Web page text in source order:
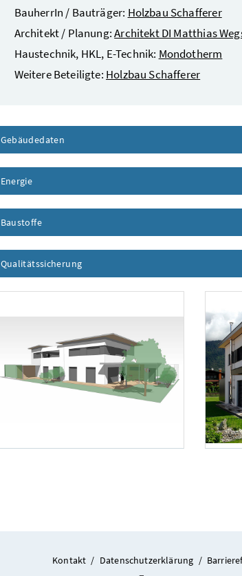
BauherrIn / Bauträger: Holzbau Schafferer
Architekt / Planung:Architekt DI Matthias
Haustechnik, HKL, E-Technik: Mondotherm
Weitere Beteiligte: Holzbau Schafferer
Gebäudedaten
Energie
BaustoffeInhalt aufklappen
Qualitätssicherung
Kontakt / Datenschutzerklärung /